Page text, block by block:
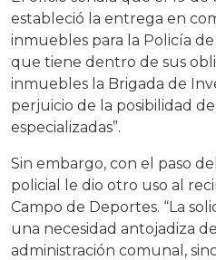
estableció la entrega en
inmuebles para la Policía
que tiene dentro de sus
inmuebles la Brigada de
perjuicio de la posibilidad
especializadas”.
Sin embargo, con el paso
policial le dio otro uso al
Campo de Deportes. “La
una necesidad antojadiza
administración comunal,